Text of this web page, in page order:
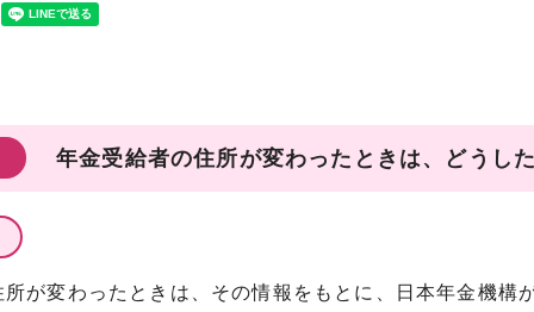
年金受給者の住所が変わったときは、どうし
所が変わったときは、その情報をもとに、日本年金機構